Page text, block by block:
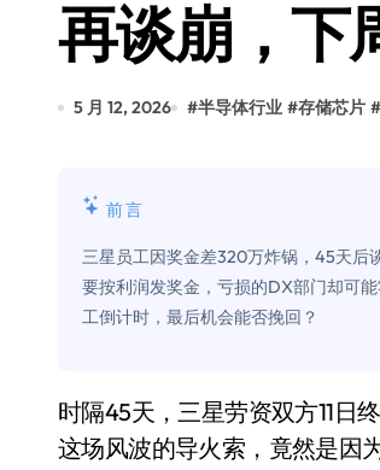
400层堆叠、性
别再用汽车USB
花钱买宝马，启
你的U盘格式对了
再谈崩，下
5 月 12, 2026 #半导体行业 #存储芯片 #
前言
三星员工因奖金差320万炸锅，45天后
要按利润发奖金，亏损的DX部门却可
工倒计时，最后机会能否挽回？
时隔45天，三星劳资双方11日终于重回谈判桌。这次如果再谈不拢，21日就要正式大罢工了。而
这场风波的导火索，竟然是因